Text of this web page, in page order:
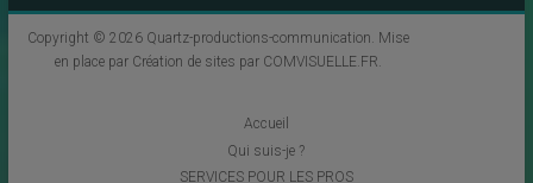
Copyright © 2026 Quartz-productions-communication. Mise
en place par Création de sites par COMVISUELLE.FR.
Accueil
Qui suis-je ?
SERVICES POUR LES PROS